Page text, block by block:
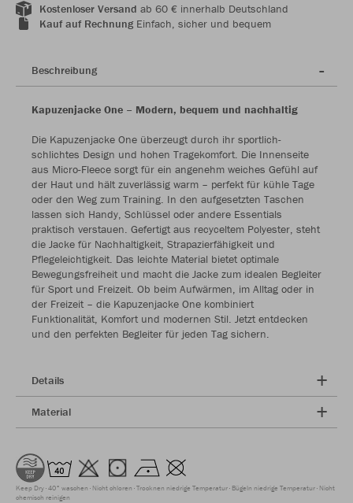
Kostenloser Versand ab 60 € innerhalb Deutschland
Kauf auf RechnungEinfach, sicher und bequem
Beschreibung
Kapuzenjacke One – Modern, bequem und nachhaltig
Die Kapuzenjacke One überzeugt durch ihr sportlich-
schlichtes Design und hohen Tragekomfort. Die Innenseite
aus Micro-Fleece sorgt für ein angenehm weiches Gefühl auf
der Haut und hält zuverlässig warm – perfekt für kühle Tage
oder den Weg zum Training. In den aufgesetzten Taschen
lassen sich Handy, Schlüssel oder andere Essentials
praktisch verstauen. Gefertigt aus recyceltem Polyester, steht
die Jacke für Nachhaltigkeit, Strapazierfähigkeit und
Pflegeleichtigkeit. Das leichte Material bietet optimale
Bewegungsfreiheit und macht die Jacke zum idealen Begleiter
für Sport und Freizeit. Ob beim Aufwärmen, im Alltag oder in
der Freizeit – die Kapuzenjacke One kombiniert
Funktionalität, Komfort und modernen Stil. Jetzt entdecken
und den perfekten Begleiter für jeden Tag sichern.
Details
Material
Keep Dry 40° waschen Nicht chloren Trocknen niedrige Temperatur Bügeln niedrige Temperatur Nicht
chemisch reinigen